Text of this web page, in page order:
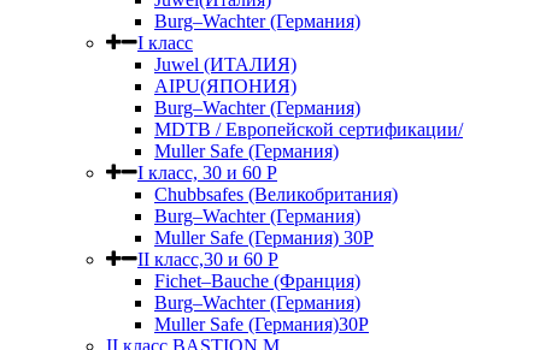
Burg–Wachter (Германия)
I класс
Juwel (ИТАЛИЯ)
AIPU(ЯПОНИЯ)
Burg–Wachter (Германия)
MDTB / Европейской сертификации/
Muller Safe (Германия)
I класс, 30 и 60 P
Chubbsafes (Великобритания)
Burg–Wachter (Германия)
Muller Safe (Германия) 30Р
II класс,30 и 60 P
Fichet–Bauche (Франция)
Burg–Wachter (Германия)
Muller Safe (Германия)30P
II класс BASTION M